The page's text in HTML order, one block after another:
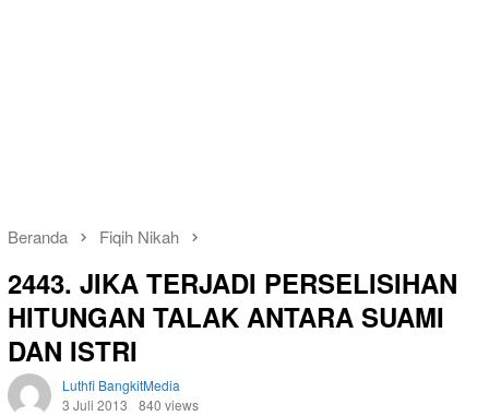
Beranda Fiqih Nikah
2443. JIKA TERJADI PERSELISIHAN
HITUNGAN TALAK ANTARA SUAMI
DAN ISTRI
Luthfi BangkitMedia
3 Juli 2013
840 views